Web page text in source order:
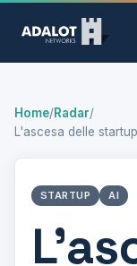
Home/Radar/
L'ascesa delle
STARTUP AI